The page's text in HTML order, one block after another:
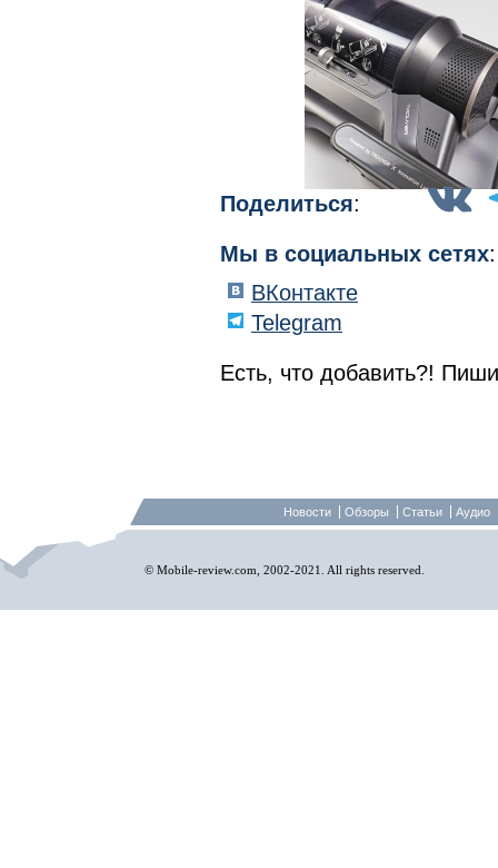
Поделиться:
Мы в социальных сетях:
ВКонтакте
Telegram
Есть, что добавить?!
Новости Обзоры Статьи Аудио
© Mobile-review.com, 2002-2021. All rights reserved.